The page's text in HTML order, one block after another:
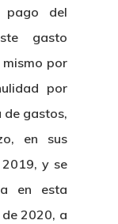
pago del
gasto
por
por
de gastos,
en sus
y se
en esta
2020, a